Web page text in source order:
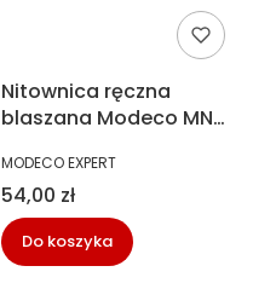
Nitownica ręczna
blaszana Modeco MN-
PRODUCENT
MODECO EXPERT
Cena
54,00 zł
Do koszyka